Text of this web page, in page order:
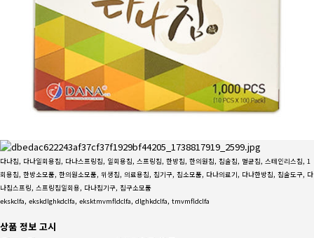
다나침, 다나일회용침, 다나스프링침, 일회용침, 스프링침, 한방침, 한의원침, 침술침, 멸균침, 스테인리스침, 1
회용침, 한방소모품, 한의원소모품, 위생침, 의료용침, 침기구, 침소모품, 다나의료기, 다나한방침, 침술도구, 다
나침스프링, 스프링침일회용, 다나침기구, 침구소모품
ekskclfa, ekskdlghkdclfa, eksktmvmfldclfa, dlghkdclfa, tmvmfldclfa
상품 정보 고시